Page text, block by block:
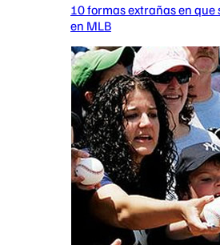
10 formas extrañas en que
en MLB